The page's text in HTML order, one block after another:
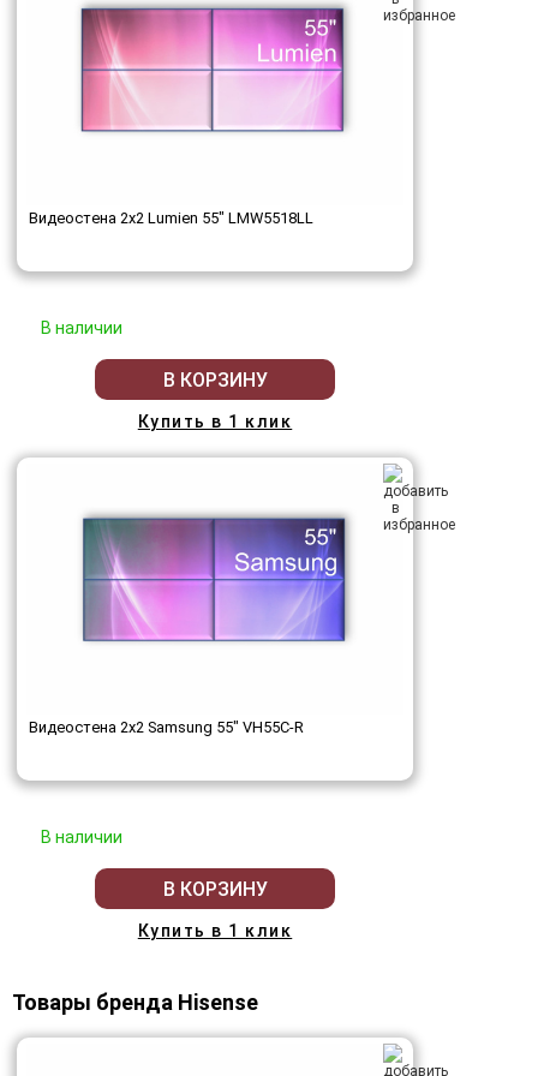
Видеостена 2x2 Lumien 55" LMW5518LL
В наличии
В КОРЗИНУ
Купить в 1 клик
Видеостена 2x2 Samsung 55" VH55C-R
В наличии
В КОРЗИНУ
Купить в 1 клик
Товары бренда Hisense